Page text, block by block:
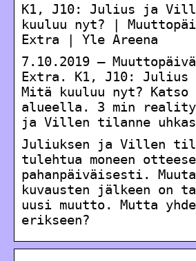
K1, J10: Julius ja
kuuluu nyt? |
Extra | Yle Areena
7.10.2019 —
Extra. K1, J10:
Mitä kuuluu nyt? Katso
alueella. 3 min
ja Villen tilanne
Juliuksen ja Villen
tulehtua moneen
pahanpäiväisesti.
kuvausten jälkeen on
uusi muutto. Mutta
erikseen?